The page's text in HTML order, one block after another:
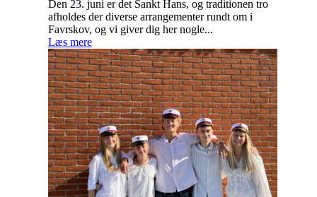
Den 23. juni er det Sankt Hans, og traditionen tro
afholdes der diverse arrangementer rundt om i
Favrskov, og vi giver dig her nogle...
Læs mere